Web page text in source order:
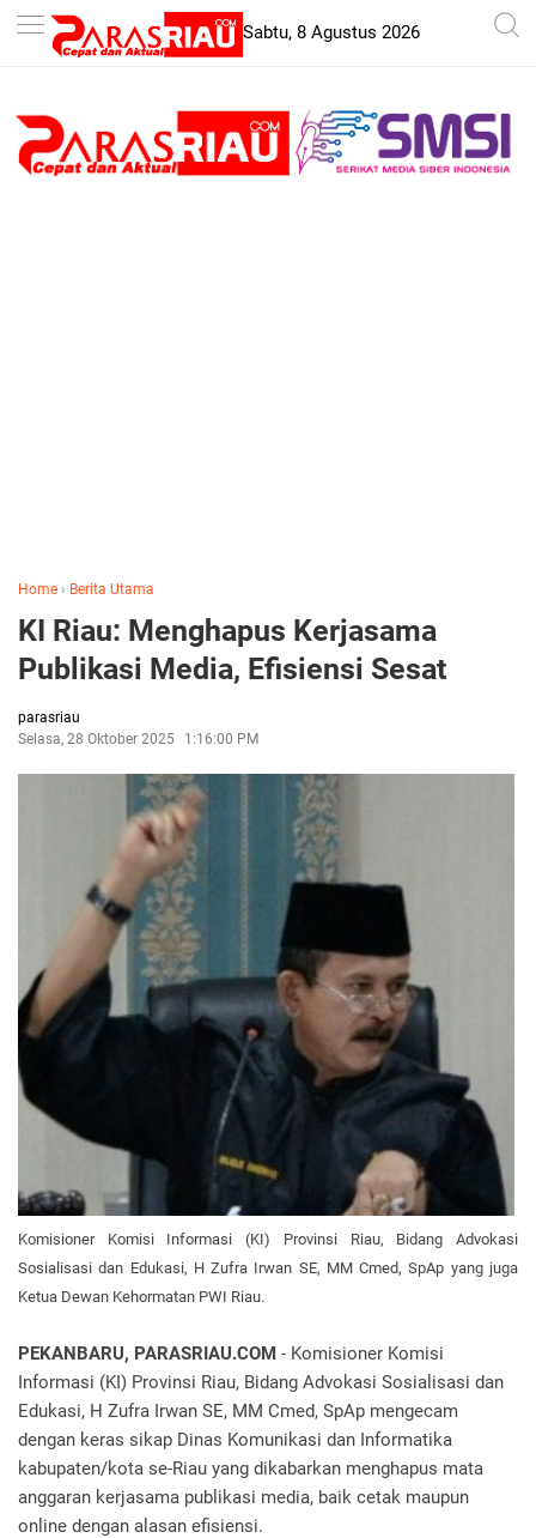
-->
Sabtu, 8 Agustus 2026
Home › Berita Utama
KI Riau: Menghapus Kerjasama
Publikasi Media, Efisiensi Sesat
parasriau
Selasa, 28 Oktober 2025
1:16:00 PM
Komisioner Komisi Informasi (KI) Provinsi Riau, Bidang Advokasi
Sosialisasi dan Edukasi, H Zufra Irwan SE, MM Cmed, SpAp yang juga
Ketua Dewan Kehormatan PWI Riau.
PEKANBARU, PARASRIAU.COM - Komisioner Komisi
Informasi (KI) Provinsi Riau, Bidang Advokasi Sosialisasi dan
Edukasi, H Zufra Irwan SE, MM Cmed, SpAp mengecam
dengan keras sikap Dinas Komunikasi dan Informatika
kabupaten/kota se-Riau yang dikabarkan menghapus mata
anggaran kerjasama publikasi media, baik cetak maupun
online dengan alasan efisiensi.